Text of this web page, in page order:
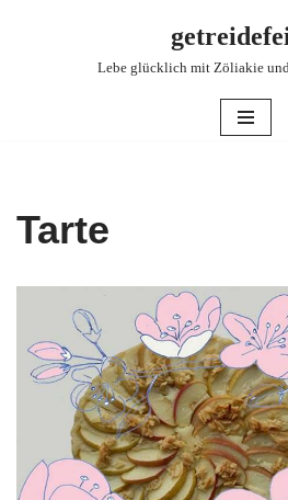
Lebe glücklich mit Zöliakie
Tarte